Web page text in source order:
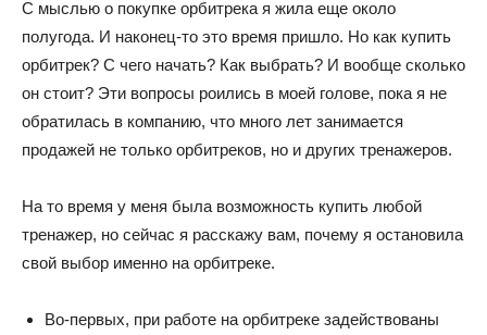
С мыслью о покупке орбитрека я жила еще около
полугода. И наконец-то это время пришло. Но как купить
орбитрек? С чего начать? Как выбрать? И вообще сколько
он стоит? Эти вопросы роились в моей голове, пока я не
обратилась в компанию, что много лет занимается
продажей не только орбитреков, но и других тренажеров.
На то время у меня была возможность купить любой
тренажер, но сейчас я расскажу вам, почему я остановила
свой выбор именно на орбитреке.
Во-первых, при работе на орбитреке задействованы